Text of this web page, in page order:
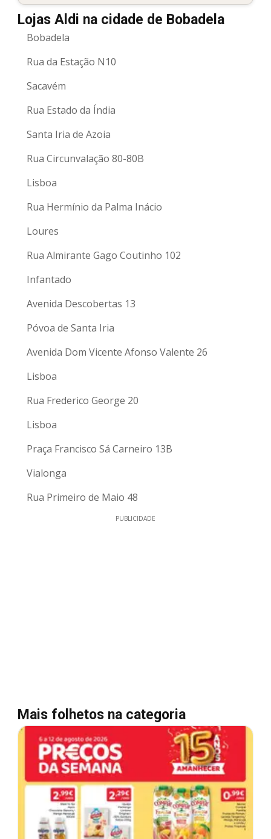
Lojas Aldi na cidade de Bobadela
Bobadela
Rua da Estação N10
Sacavém
Rua Estado da Índia
Santa Iria de Azoia
Rua Circunvalação 80-80B
Lisboa
Rua Hermínio da Palma Inácio
Loures
Rua Almirante Gago Coutinho 102
Infantado
Avenida Descobertas 13
Póvoa de Santa Iria
Avenida Dom Vicente Afonso Valente 26
Lisboa
Rua Frederico George 20
Lisboa
Praça Francisco Sá Carneiro 13B
Vialonga
Rua Primeiro de Maio 48
PUBLICIDADE
Mais folhetos na categoria